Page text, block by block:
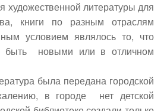
художественной литературы для
книги по разным отраслям
условием являлось то, что
быть новыми или в отличном
была передана городской
в городе нет детской